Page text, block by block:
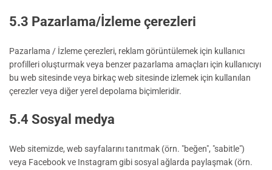
5.3 Pazarlama/İzleme çerezleri
Pazarlama / İzleme çerezleri, reklam görüntülemek için kullanıcı
profilleri oluşturmak veya benzer pazarlama amaçları için kullanıcıyı
bu web sitesinde veya birkaç web sitesinde izlemek için kullanılan
çerezler veya diğer yerel depolama biçimleridir.
5.4 Sosyal medya
Web sitemizde, web sayfalarını tanıtmak (örn. "beğen", "sabitle")
veya Facebook ve Instagram gibi sosyal ağlarda paylaşmak (örn.